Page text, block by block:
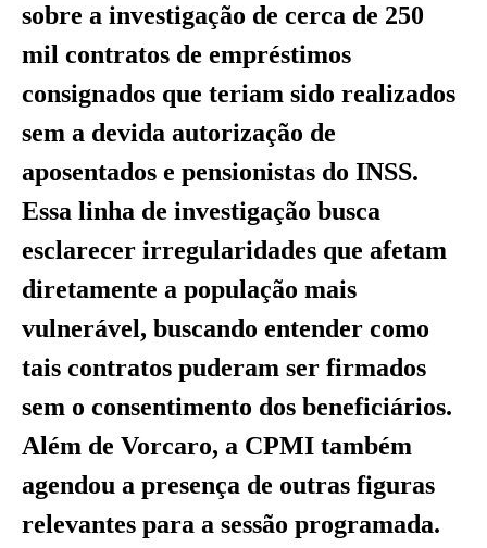
sobre a investigação de cerca de 250
mil contratos de empréstimos
consignados que teriam sido realizados
sem a devida autorização de
aposentados e pensionistas do INSS.
Essa linha de investigação busca
esclarecer irregularidades que afetam
diretamente a população mais
vulnerável, buscando entender como
tais contratos puderam ser firmados
sem o consentimento dos beneficiários.
Além de Vorcaro, a CPMI também
agendou a presença de outras figuras
relevantes para a sessão programada.